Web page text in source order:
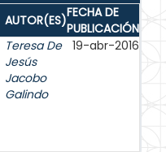
AUTOR(ES)FECHA DE
PUBLICACIÓN
Teresa De
Jesús
Jacobo
Galindo
19-abr-2016